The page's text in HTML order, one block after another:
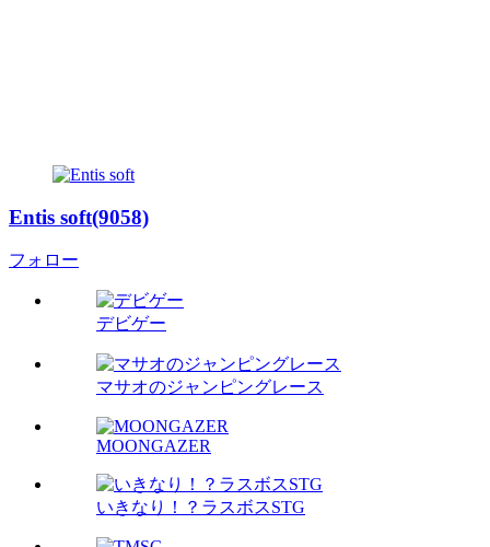
Entis soft(9058)
フォロー
デビゲー
マサオのジャンピングレース
MOONGAZER
いきなり！？ラスボスSTG